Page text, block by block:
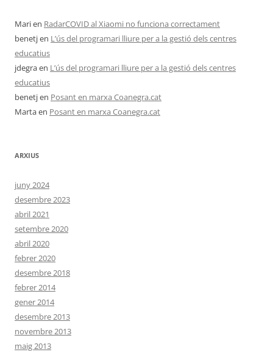
Marien RadarCOVID al Xiaomi no funciona correctament
benetjen L’ús del programari lliure per a la gestió dels centres
educatius
jdegraen L’ús del programari lliure per a la gestió dels centres
educatius
benetjen Posant en marxa Coanegra.cat
Martaen Posant en marxa Coanegra.cat
ARXIUS
juny 2024
desembre 2023
abril 2021
setembre 2020
abril 2020
febrer 2020
desembre 2018
febrer 2014
gener 2014
desembre 2013
novembre 2013
maig 2013